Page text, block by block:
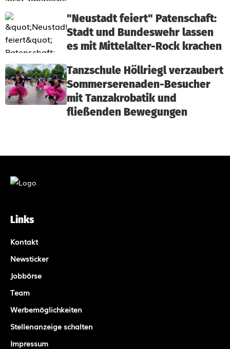
"Neustadt feiert" Patenschaft:
Stadt und Bundeswehr lassen
es mit Mittelalter-Rock krachen
Tanzschule Höllriegl verzaubert
Sommerserenaden-Besucher
mit Tanzakrobatik und
fließenden Bewegungen
Links
Kontakt
Newsticker
Jobbörse
Team
Werbemöglichkeiten
Stellenanzeige schalten
Impressum